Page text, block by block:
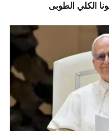
الكلي الطوبى